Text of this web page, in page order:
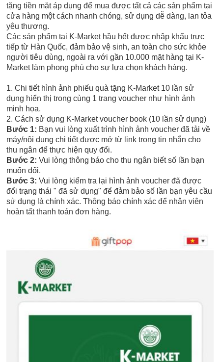
tặng tiền mặt áp dụng để mua được tất cả các sản phẩm tại
cửa hàng một cách nhanh chóng, sử dụng dễ dàng, lan tỏa
yêu thương.
Các sản phẩm tại K-Market hầu hết được nhập khẩu trực
tiếp từ Hàn Quốc, đảm bảo vệ sinh, an toàn cho sức khỏe
người tiêu dùng, ngoài ra với gần 10.000 mặt hàng tại K-
Market làm phong phú cho sự lựa chọn khách hàng.
1. Chi tiết hình ảnh phiếu quà tặng K-Market 10 lần sử
dụng hiển thị trong cùng 1 trang voucher như hình ảnh
minh họa.
2. Cách sử dụng K-Market voucher book (10 lần sử dụng)
Bước 1: Bạn vui lòng xuất trình hình ảnh voucher đã tải về
máy/nội dung chi tiết được mở từ link trong tin nhắn cho
thu ngân để thực hiện quy đổi.
Bước 2:Vui lòng thông báo cho thu ngân biết số lần bạn
muốn đổi.
Bước 3: Vui lòng kiểm tra lại hình ảnh voucher đã được
đổi trạng thái " đã sử dụng" để đảm bảo số lần bạn yêu cầu
sử dụng là chính xác. Thông báo chính xác để nhân viên
hoàn tất thanh toán đơn hàng.